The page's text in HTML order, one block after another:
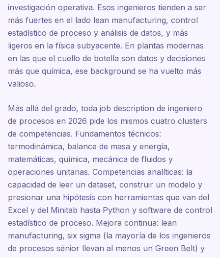
investigación operativa. Esos ingenieros tienden a ser
más fuertes en el lado lean manufacturing, control
estadístico de proceso y análisis de datos, y más
ligeros en la física subyacente. En plantas modernas
en las que el cuello de botella son datos y decisiones
más que química, ese background se ha vuelto más
valioso.
Más allá del grado, toda job description de ingeniero
de procesos en 2026 pide los mismos cuatro clusters
de competencias. Fundamentos técnicos:
termodinámica, balance de masa y energía,
matemáticas, química, mecánica de fluidos y
operaciones unitarias. Competencias analíticas: la
capacidad de leer un dataset, construir un modelo y
presionar una hipótesis con herramientas que van del
Excel y del Minitab hasta Python y software de control
estadístico de proceso. Mejora continua: lean
manufacturing, six sigma (la mayoría de los ingenieros
de procesos sénior llevan al menos un Green Belt) y